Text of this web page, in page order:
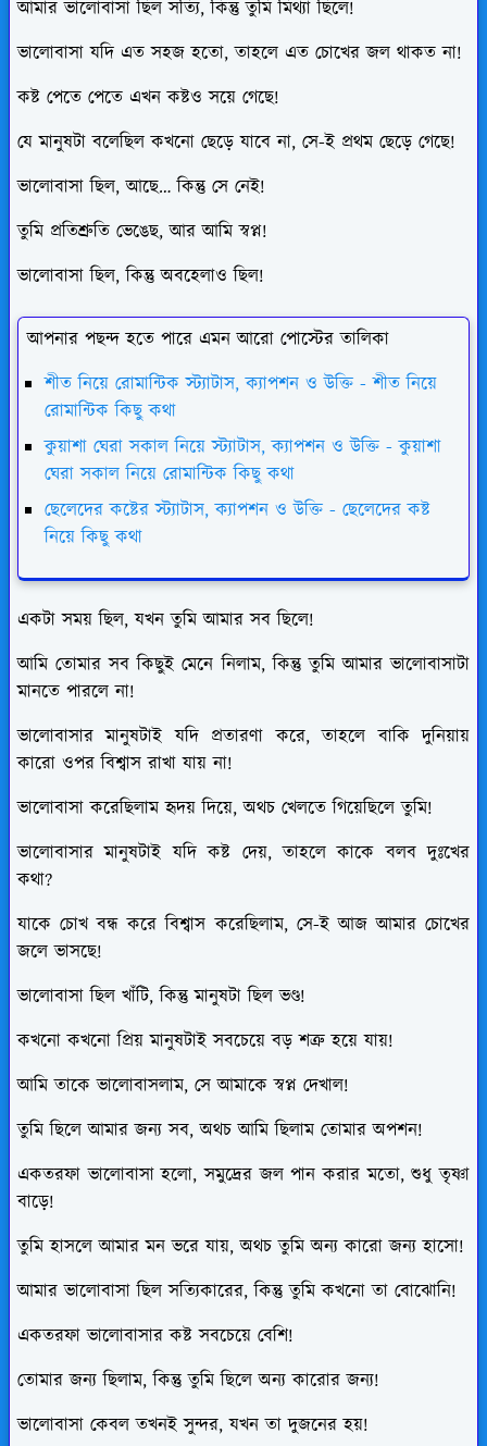
আমার ভালোবাসা ছিল সত্যি, কিন্তু তুমি মিথ্যা ছিলে!
ভালোবাসা যদি এত সহজ হতো, তাহলে এত চোখের জল থাকত না!
কষ্ট পেতে পেতে এখন কষ্টও সয়ে গেছে!
যে মানুষটা বলেছিল কখনো ছেড়ে যাবে না, সে-ই প্রথম ছেড়ে গেছে!
ভালোবাসা ছিল, আছে… কিন্তু সে নেই!
তুমি প্রতিশ্রুতি ভেঙেছ, আর আমি স্বপ্ন!
ভালোবাসা ছিল, কিন্তু অবহেলাও ছিল!
আপনার পছন্দ হতে পারে এমন আরো পোস্টের তালিকা
শীত নিয়ে রোমান্টিক স্ট্যাটাস, ক্যাপশন ও উক্তি - শীত নিয়ে
রোমান্টিক কিছু কথা
কুয়াশা ঘেরা সকাল নিয়ে স্ট্যাটাস, ক্যাপশন ও উক্তি - কুয়াশা
ঘেরা সকাল নিয়ে রোমান্টিক কিছু কথা
ছেলেদের কষ্টের স্ট্যাটাস, ক্যাপশন ও উক্তি - ছেলেদের কষ্ট
নিয়ে কিছু কথা
একটা সময় ছিল, যখন তুমি আমার সব ছিলে!
আমি তোমার সব কিছুই মেনে নিলাম, কিন্তু তুমি আমার ভালোবাসাটা
মানতে পারলে না!
ভালোবাসার মানুষটাই যদি প্রতারণা করে, তাহলে বাকি দুনিয়ায়
কারো ওপর বিশ্বাস রাখা যায় না!
ভালোবাসা করেছিলাম হৃদয় দিয়ে, অথচ খেলতে গিয়েছিলে তুমি!
ভালোবাসার মানুষটাই যদি কষ্ট দেয়, তাহলে কাকে বলব দুঃখের
কথা?
যাকে চোখ বন্ধ করে বিশ্বাস করেছিলাম, সে-ই আজ আমার চোখের
জলে ভাসছে!
ভালোবাসা ছিল খাঁটি, কিন্তু মানুষটা ছিল ভণ্ড!
কখনো কখনো প্রিয় মানুষটাই সবচেয়ে বড় শত্রু হয়ে যায়!
আমি তাকে ভালোবাসলাম, সে আমাকে স্বপ্ন দেখাল!
তুমি ছিলে আমার জন্য সব, অথচ আমি ছিলাম তোমার অপশন!
একতরফা ভালোবাসা হলো, সমুদ্রের জল পান করার মতো, শুধু তৃষ্ণা
বাড়ে!
তুমি হাসলে আমার মন ভরে যায়, অথচ তুমি অন্য কারো জন্য হাসো!
আমার ভালোবাসা ছিল সত্যিকারের, কিন্তু তুমি কখনো তা বোঝোনি!
একতরফা ভালোবাসার কষ্ট সবচেয়ে বেশি!
তোমার জন্য ছিলাম, কিন্তু তুমি ছিলে অন্য কারোর জন্য!
ভালোবাসা কেবল তখনই সুন্দর, যখন তা দুজনের হয়!